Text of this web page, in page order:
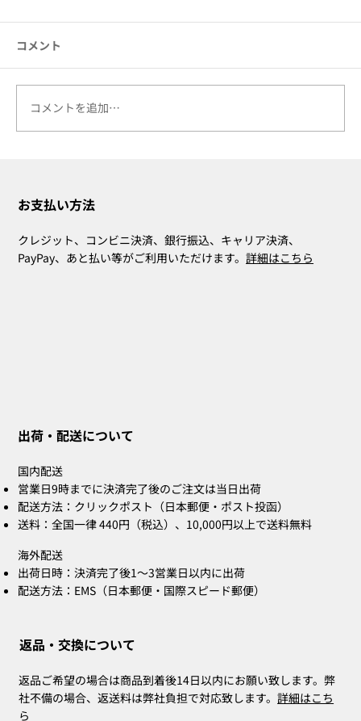
コメント
コメントを追加…
お支払い方法
クレジット、コンビニ決済、銀行振込、キャリア決済、
PayPay、あと払い等がご利用いただけます。詳細はこちら
出荷・配送について
国内配送
営業日9時までに決済完了後のご注文は当日出荷
配送方法：クリックポスト（日本郵便・ポスト投函）
送料：全国一律 440円（税込）、10,000円以上で送料無料
海外配送
出荷日時：決済完了後1〜3営業日以内に出荷
配送方法：EMS（日本郵便・国際スピード郵便）
返品・交換について
返品ご希望の場合は商品到着後14日以内にお願い致します。弊
社不備の場合、返送料は弊社負担で対応致します。詳細はこち
ら